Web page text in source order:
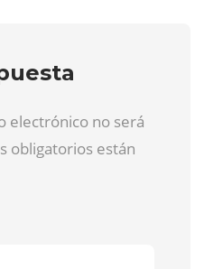
electrónico no será
obligatorios están